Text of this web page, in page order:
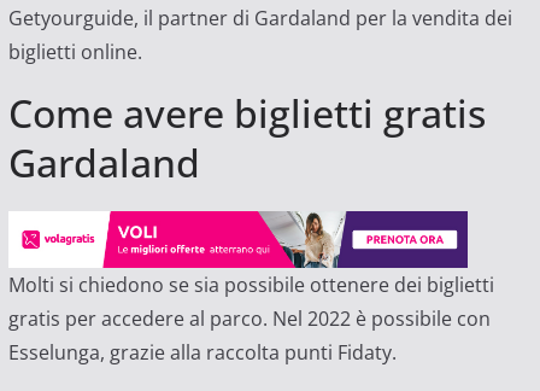
Getyourguide, il partner di Gardaland per la vendita dei
biglietti online.
Come avere biglietti gratis
Gardaland
Molti si chiedono se sia possibile ottenere dei biglietti
gratis per accedere al parco. Nel 2022 è possibile con
Esselunga, grazie alla raccolta punti Fidaty.